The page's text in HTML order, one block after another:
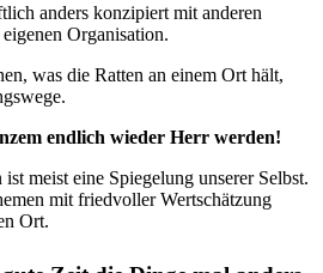
anders konzipiert mit anderen
Organisation.
was die Ratten an einem Ort hält,
.
endlich wieder Herr werden!
meist eine Spiegelung unserer Selbst.
mit friedvoller Wertschätzung
Ort.